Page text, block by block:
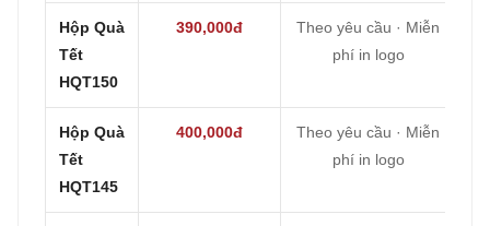
Hộp Quà
Tết
HQT150
390,000đ
Theo yêu cầu · Miễn
phí in logo
Hộp Quà
Tết
HQT145
400,000đ
Theo yêu cầu · Miễn
phí in logo